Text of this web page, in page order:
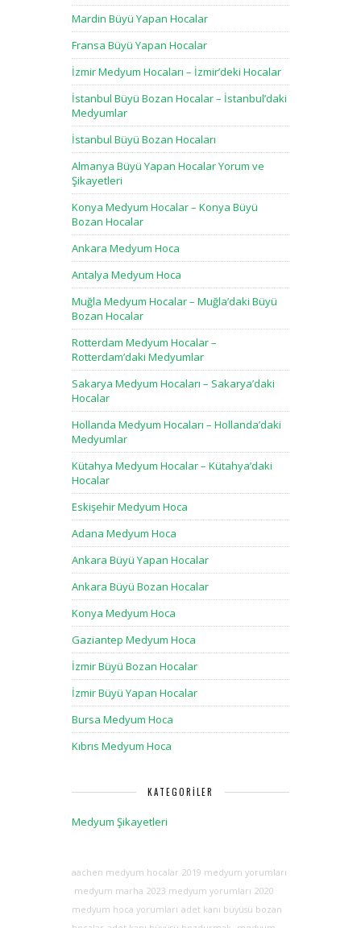
Mardin Büyü Yapan Hocalar
Fransa Büyü Yapan Hocalar
İzmir Medyum Hocaları – İzmir’deki Hocalar
İstanbul Büyü Bozan Hocalar – İstanbul’daki
Medyumlar
İstanbul Büyü Bozan Hocaları
Almanya Büyü Yapan Hocalar Yorum ve
Şikayetleri
Konya Medyum Hocalar – Konya Büyü
Bozan Hocalar
Ankara Medyum Hoca
Antalya Medyum Hoca
Muğla Medyum Hocalar – Muğla’daki Büyü
Bozan Hocalar
Rotterdam Medyum Hocalar –
Rotterdam’daki Medyumlar
Sakarya Medyum Hocaları – Sakarya’daki
Hocalar
Hollanda Medyum Hocaları – Hollanda’daki
Medyumlar
Kütahya Medyum Hocalar – Kütahya’daki
Hocalar
Eskişehir Medyum Hoca
Adana Medyum Hoca
Ankara Büyü Yapan Hocalar
Ankara Büyü Bozan Hocalar
Konya Medyum Hoca
Gaziantep Medyum Hoca
İzmir Büyü Bozan Hocalar
İzmir Büyü Yapan Hocalar
Bursa Medyum Hoca
Kıbrıs Medyum Hoca
KATEGORILER
Medyum Şikayetleri
aachen medyum hocalar 2019 medyum yorumları
medyum marha 2023 medyum yorumları 2020
medyum hoca yorumları adet kanı büyüsü bozan